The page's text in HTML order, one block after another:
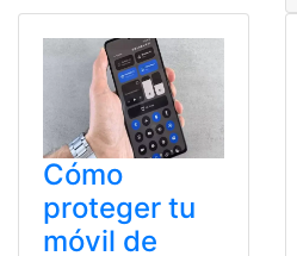
Cómo
proteger tu
móvil de